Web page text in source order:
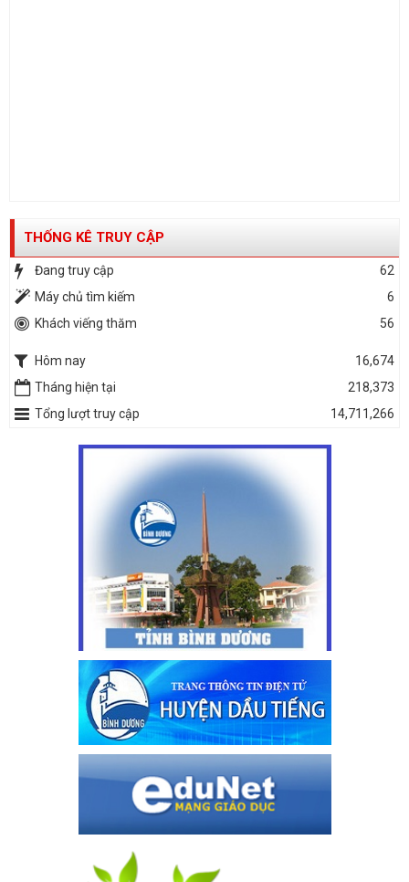
THỐNG KÊ TRUY CẬP
Đang truy cập
62
Máy chủ tìm kiếm
6
Khách viếng thăm
56
Hôm nay
16,674
Tháng hiện tại
218,373
Tổng lượt truy cập
14,711,266